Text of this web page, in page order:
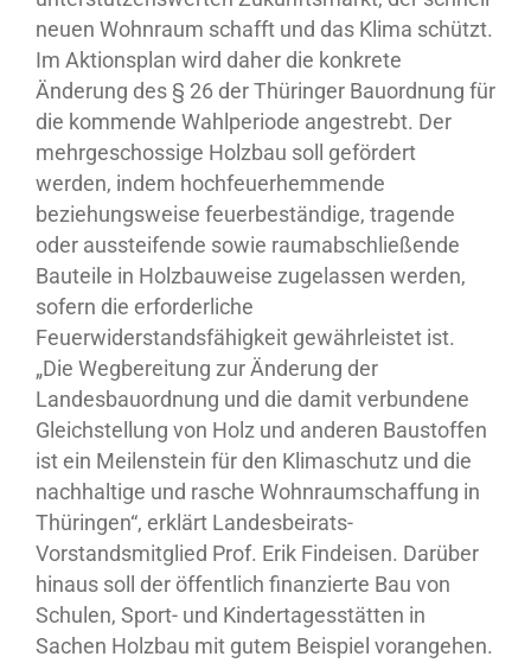
neuen Wohnraum schafft und das Klima schützt.
Im Aktionsplan wird daher die konkrete
Änderung des § 26 der Thüringer Bauordnung für
die kommende Wahlperiode angestrebt. Der
mehrgeschossige Holzbau soll gefördert
werden, indem hochfeuerhemmende
beziehungsweise feuerbeständige, tragende
oder aussteifende sowie raumabschließende
Bauteile in Holzbauweise zugelassen werden,
sofern die erforderliche
Feuerwiderstandsfähigkeit gewährleistet ist.
„Die Wegbereitung zur Änderung der
Landesbauordnung und die damit verbundene
Gleichstellung von Holz und anderen Baustoffen
ist ein Meilenstein für den Klimaschutz und die
nachhaltige und rasche Wohnraumschaffung in
Thüringen“, erklärt Landesbeirats-
Vorstandsmitglied Prof. Erik Findeisen. Darüber
hinaus soll der öffentlich finanzierte Bau von
Schulen, Sport- und Kindertagesstätten in
Sachen Holzbau mit gutem Beispiel vorangehen.